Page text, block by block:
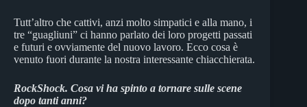
Tutt’altro che cattivi, anzi molto simpatici e alla mano, i
tre “guagliuni” ci hanno parlato dei loro progetti passati
e futuri e ovviamente del nuovo lavoro. Ecco cosa è
venuto fuori durante la nostra interessante chiacchierata.
RockShock. Cosa vi ha spinto a tornare sulle scene
dopo tanti anni?